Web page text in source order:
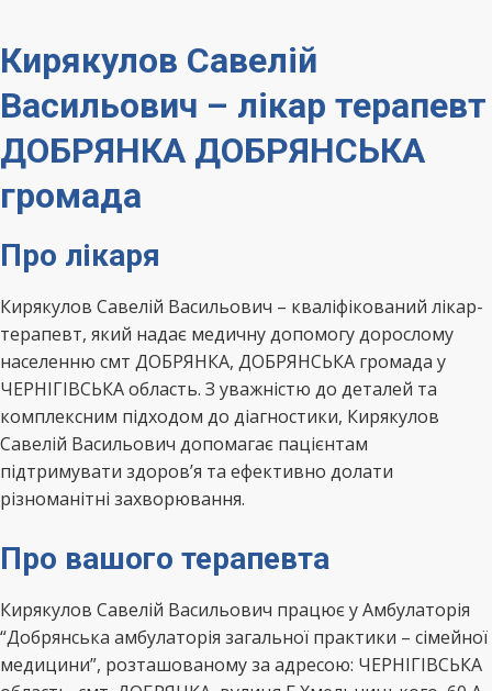
Кирякулов Савелій
Васильович – лікар терапевт
ДОБРЯНКА ДОБРЯНСЬКА
громада
Про лікаря
Кирякулов Савелій Васильович – кваліфікований лікар-
терапевт, який надає медичну допомогу дорослому
населенню смт ДОБРЯНКА, ДОБРЯНСЬКА громада у
ЧЕРНІГІВСЬКА область. З уважністю до деталей та
комплексним підходом до діагностики, Кирякулов
Савелій Васильович допомагає пацієнтам
підтримувати здоров’я та ефективно долати
різноманітні захворювання.
Про вашого терапевта
Кирякулов Савелій Васильович працює у Амбулаторія
“Добрянська амбулаторія загальної практики – сімейної
медицини”, розташованому за адресою: ЧЕРНІГІВСЬКА